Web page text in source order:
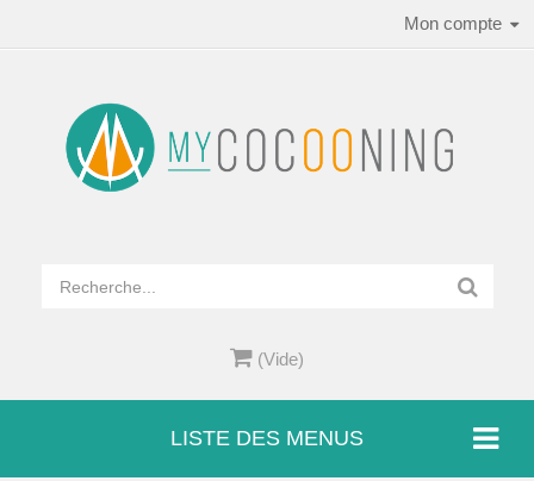
Mon compte
(Vide)
LISTE DES MENUS